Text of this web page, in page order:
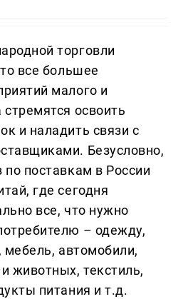
торговли
все большее
малого и
освоить
и наладить связи с
Безусловно,
поставкам в России
где сегодня
все, что нужно
– одежду,
мебель, автомобили,
животных, текстиль,
питания и т.д.